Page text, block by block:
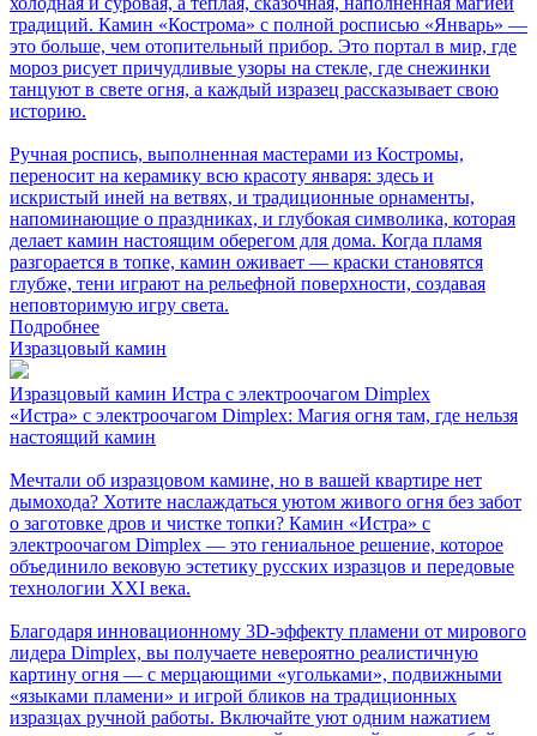
традиций. Камин «Кострома» с полной росписью «Январь» —
это больше, чем отопительный прибор. Это портал в мир, где
мороз рисует причудливые узоры на стекле, где снежинки
танцуют в свете огня, а каждый изразец рассказывает свою
историю.
Ручная роспись, выполненная мастерами из Костромы,
переносит на керамику всю красоту января: здесь и
искристый иней на ветвях, и традиционные орнаменты,
напоминающие о праздниках, и глубокая символика, которая
делает камин настоящим оберегом для дома. Когда пламя
разгорается в топке, камин оживает — краски становятся
глубже, тени играют на рельефной поверхности, создавая
неповторимую игру света.
Подробнее
Изразцовый камин
Изразцовый камин Истра с электроочагом Dimplex
«Истра» с электроочагом Dimplex: Магия огня там, где нельзя
настоящий камин
Мечтали об изразцовом камине, но в вашей квартире нет
дымохода? Хотите наслаждаться уютом живого огня без забот
о заготовке дров и чистке топки? Камин «Истра» с
электроочагом Dimplex — это гениальное решение, которое
объединило вековую эстетику русских изразцов и передовые
технологии XXI века.
Благодаря инновационному 3D-эффекту пламени от мирового
лидера Dimplex, вы получаете невероятно реалистичную
картину огня — с мерцающими «угольками», подвижными
«языками пламени» и игрой бликов на традиционных
изразцах ручной работы. Включайте уют одним нажатием